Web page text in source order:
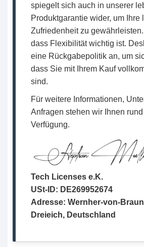
spiegelt sich auch in unserer
Produktgarantie wider, um Ihre
Zufriedenheit zu
dass Flexibilität wichtig ist.
eine Rückgabepolitik an, um
dass Sie mit Ihrem Kauf
sind.
Für weitere Informationen,
Anfragen stehen wir Ihnen
Verfügung.
Tech Licenses e.K.
USt-ID: DE269952674
Adresse: Wernher-von-Braun
Dreieich, Deutschland